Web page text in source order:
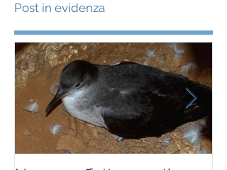
Post in evidenza